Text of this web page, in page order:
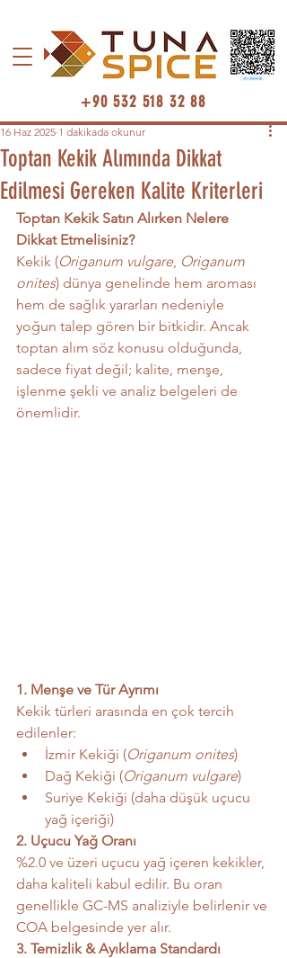
+90 532 518 32 88
Toptan Kekik Alımında Dikkat
Edilmesi Gereken Kalite Kriterleri
16 Haz 2025 1 dakikada okunur
Toptan Kekik Satın Alırken Nelere
Dikkat Etmelisiniz?
Kekik (Origanum vulgare, Origanum
onites) dünya genelinde hem aroması
hem de sağlık yararları nedeniyle
yoğun talep gören bir bitkidir. Ancak
toptan alım söz konusu olduğunda,
sadece fiyat değil; kalite, menşe,
işlenme şekli ve analiz belgeleri de
önemlidir.
1. Menşe ve Tür Ayrımı
Kekik türleri arasında en çok tercih
edilenler:
İzmir Kekiği (Origanum onites)
Dağ Kekiği (Origanum vulgare)
Suriye Kekiği (daha düşük uçucu
yağ içeriği)
2. Uçucu Yağ Oranı
%2.0 ve üzeri uçucu yağ içeren kekikler,
daha kaliteli kabul edilir. Bu oran
genellikle GC-MS analiziyle belirlenir ve
COA belgesinde yer alır.
3. Temizlik & Ayıklama Standardı